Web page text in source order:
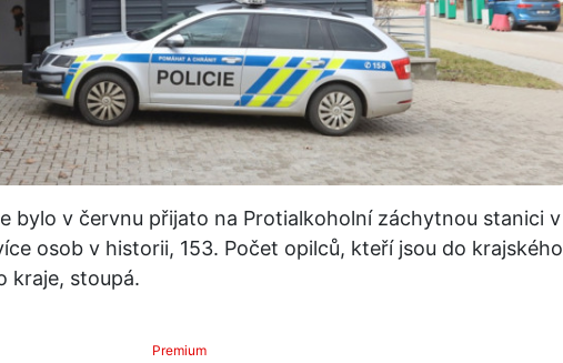
bylo v červnu přijato na Protialkoholní záchytnou stanici v
osob v historii, 153. Počet opilců, kteří jsou do krajského
kraje, stoupá.
Premium